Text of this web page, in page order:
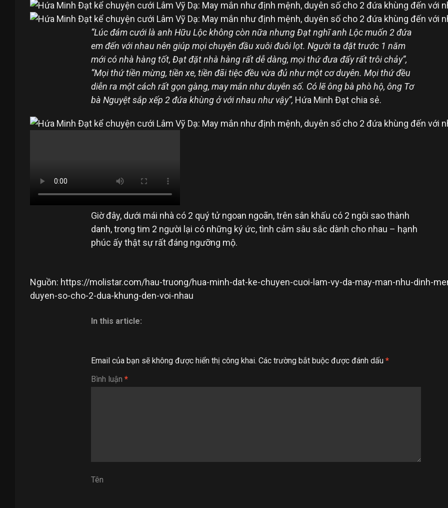
“Lúc đám cưới là anh Hữu Lộc không còn nữa nhưng Đạt nghĩ anh Lộc muốn 2 đứa
em đến với nhau nên giúp mọi chuyện đầu xuôi đuôi lọt. Người ta đặt trước 1 năm
mới có nhà hàng tốt, Đạt đặt nhà hàng rất dễ dàng, mọi thứ đưa đẩy rất trôi chảy”,
“Mọi thứ tiền mừng, tiền xe, tiền đãi tiệc đều vừa đủ như một cơ duyên. Mọi thứ đều
diễn ra một cách rất gọn gàng, may mắn như duyên số. Có lẽ ông bà phò hộ, ông Tơ
bà Nguyệt sắp xếp 2 đứa khùng ở với nhau như vậy”, Hứa Minh Đạt chia sẻ.
Giờ đây, dưới mái nhà có 2 quý tử ngoan ngoãn, trên sân khấu có 2 ngôi sao thành
danh, trong tim 2 người lại có những ký ức, tình cảm sâu sắc dành cho nhau – hạnh
phúc ấy thật sự rất đáng ngưỡng mộ.
Nguồn: https://molistar.com/hau-truong/hua-minh-dat-ke-chuyen-cuoi-lam-vy-da-may-man-nhu-dinh-
duyen-so-cho-2-dua-khung-den-voi-nhau
In this article:
Email của bạn sẽ không được hiển thị công khai. Các trường bắt buộc được đánh dấu *
Bình luận *
Tên